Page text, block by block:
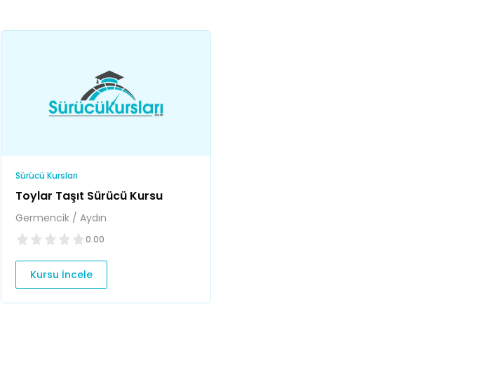
Sürücü Kursları
Toylar Taşıt Sürücü Kursu
Germencik / Aydın
0.00
Kursu İncele